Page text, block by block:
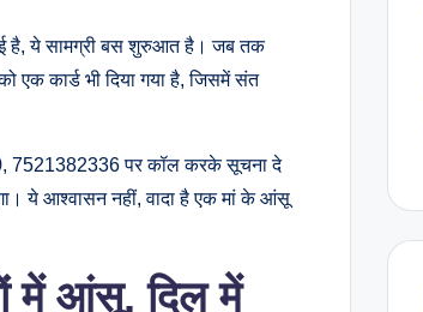
गई है, ये सामग्री बस शुरुआत है। जब तक
एक कार्ड भी दिया गया है, जिसमें संत
7521382336 पर कॉल करके सूचना दे
ये आश्वासन नहीं, वादा है एक मां के आंसू
में आंसू, दिल में